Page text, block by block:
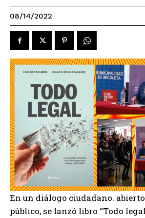
08/14/2022
En un diálogo ciudadano.
público, se lanzó libro “Todo